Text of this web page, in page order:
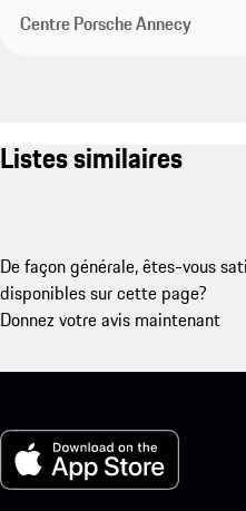
Centre Porsche Annecy
Listes similaires
De façon générale, êtes-vous
disponibles sur cette page?
Donnez votre avis maintenant